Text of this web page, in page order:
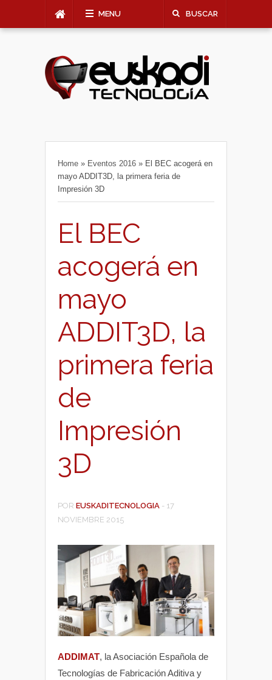
MENU BUSCAR
Home » Eventos 2016 » El BEC acogerá en
mayo ADDIT3D, la primera feria de
Impresión 3D
El BEC
acogerá en
mayo
ADDIT3D, la
primera feria
de
Impresión
3D
POR EUSKADITECNOLOGIA - 17
NOVIEMBRE 2015
ADDIMAT, la Asociación Española de
Tecnologías de Fabricación Aditiva y